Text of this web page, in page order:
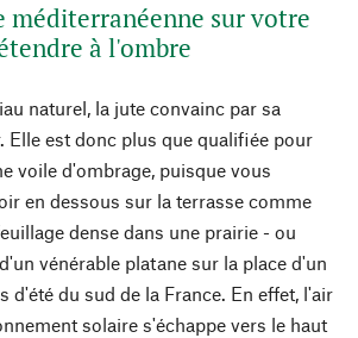
méditerranéenne sur votre
à l'ombre
naturel, la jute convainc par sa
Elle est donc plus que qualifiée pour
voile d'ombrage, puisque vous
en dessous sur la terrasse comme
dense dans une prairie - ou
vénérable platane sur la place d'un
d'été du sud de la France. En effet, l'air
solaire s'échappe vers le haut